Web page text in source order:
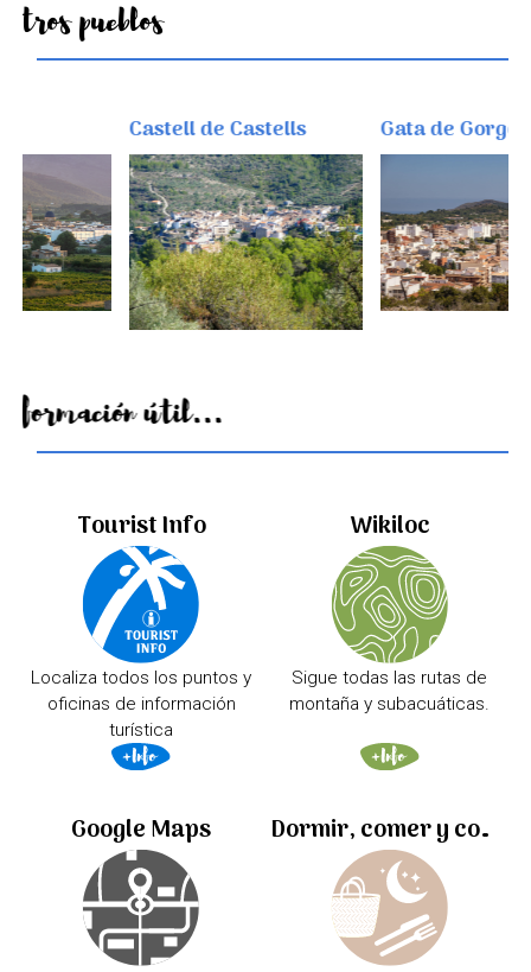
Otros pueblos
Castell de Castells Gata de Gorgos
Información útil...
Tourist Info
Localiza todos los puntos y
oficinas de información
turística
Wikiloc
Sigue todas las rutas de
montaña y subacuáticas.
Google Maps Dormir, comer y comprar